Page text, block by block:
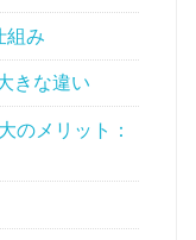
組み
きな違い
のメリット：